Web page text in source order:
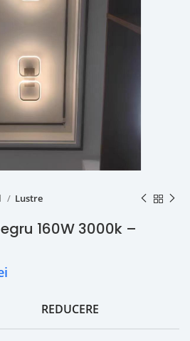
Lustre
160W 3000k –
REDUCERE